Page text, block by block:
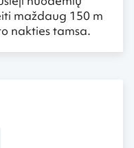
maždaug 150 m
nakties tamsa.